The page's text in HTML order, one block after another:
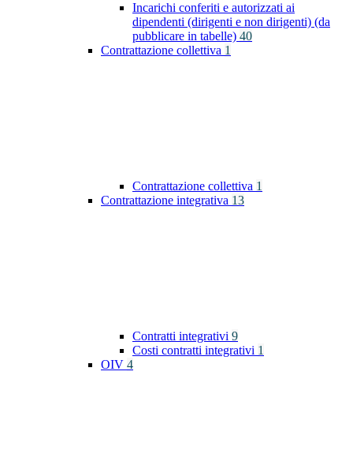
Incarichi conferiti e autorizzati ai
dipendenti (dirigenti e non dirigenti) (da
pubblicare in tabelle) 40
Contrattazione collettiva 1
Contrattazione collettiva 1
Contrattazione integrativa 13
Contratti integrativi 9
Costi contratti integrativi 1
OIV 4